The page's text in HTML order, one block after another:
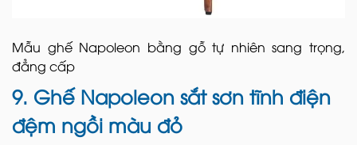
Mẫu ghế Napoleon bằng gỗ tự nhiên sang trọng,
đẳng cấp
9. Ghế Napoleon sắt sơn tĩnh điện
đệm ngồi màu đỏ